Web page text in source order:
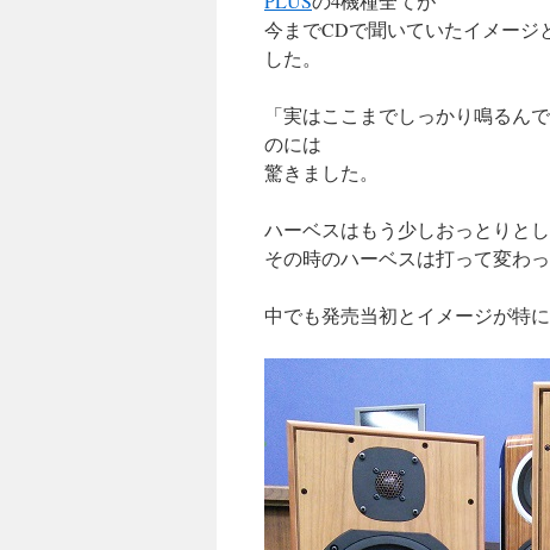
今までCDで聞いていたイメージ
した。
「実はここまでしっかり鳴るん
のには
驚きました。
ハーベスはもう少しおっとりと
その時のハーベスは打って変わ
中でも発売当初とイメージが特